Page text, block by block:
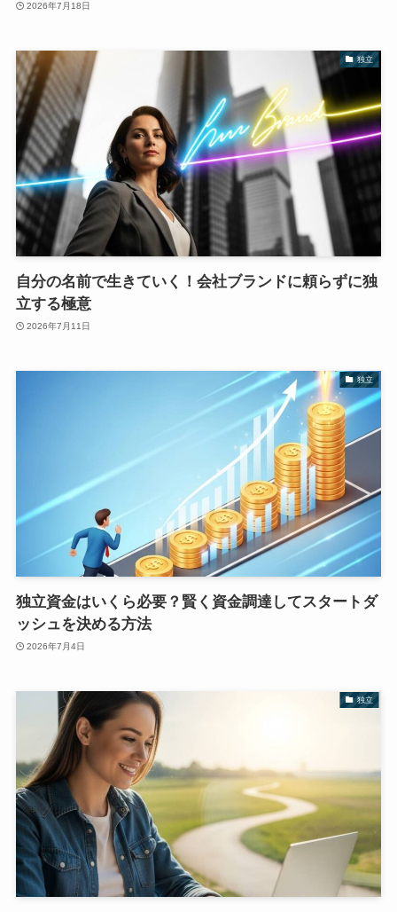
2026年7月18日
独立
自分の名前で生きていく！会社ブランドに頼らずに独
立する極意
2026年7月11日
独立
独立資金はいくら必要？賢く資金調達してスタートダ
ッシュを決める方法
2026年7月4日
独立